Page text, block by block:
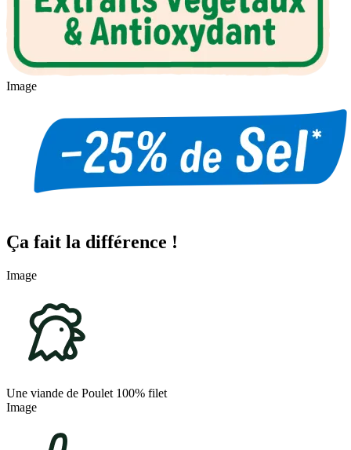
Image
Ça fait la différence !
Image
Une viande de Poulet 100% filet
Image